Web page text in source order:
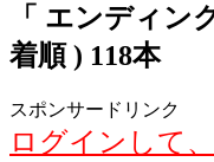
「 エンディン
着順 ) 118本
スポンサードリンク
ログインして